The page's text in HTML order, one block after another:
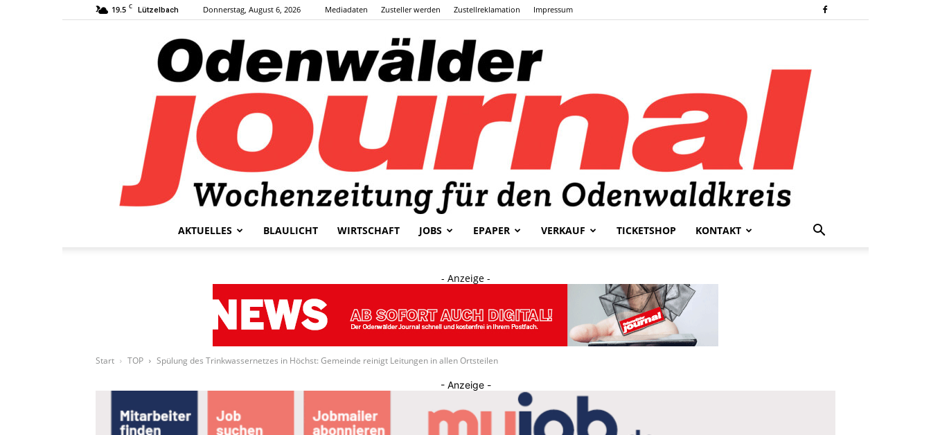
19.5 C Lützelbach Donnerstag, August 6, 2026 Mediadaten Zusteller werden Zustellreklamation Impressum
Journal
AKTUELLES BLAULICHT WIRTSCHAFT JOBS EPAPER VERKAUF TICKETSHOP KONTAKT
- Anzeige -
Start TOP Spülung des Trinkwassernetzes in Höchst: Gemeinde reinigt Leitungen in allen Ortsteilen
- Anzeige -